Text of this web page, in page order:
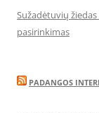
Sužadėtuvių
pasirinkimas
PADANGOS